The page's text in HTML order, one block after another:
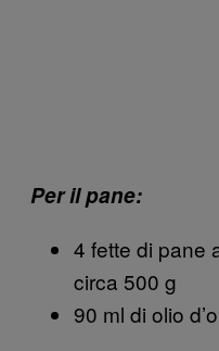
Per il pane:
4 fette di pane
circa 500 g
90 ml di olio